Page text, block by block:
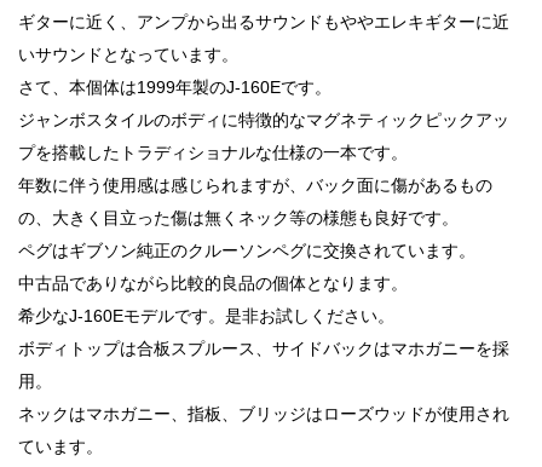
ギターに近く、アンプから出るサウンドもややエレキギターに近
いサウンドとなっています。
さて、本個体は1999年製のJ-160Eです。
ジャンボスタイルのボディに特徴的なマグネティックピックアッ
プを搭載したトラディショナルな仕様の一本です。
年数に伴う使用感は感じられますが、バック面に傷があるもの
の、大きく目立った傷は無くネック等の様態も良好です。
ペグはギブソン純正のクルーソンペグに交換されています。
中古品でありながら比較的良品の個体となります。
希少なJ-160Eモデルです。是非お試しください。
ボディトップは合板スプルース、サイドバックはマホガニーを採
用。
ネックはマホガニー、指板、ブリッジはローズウッドが使用され
ています。